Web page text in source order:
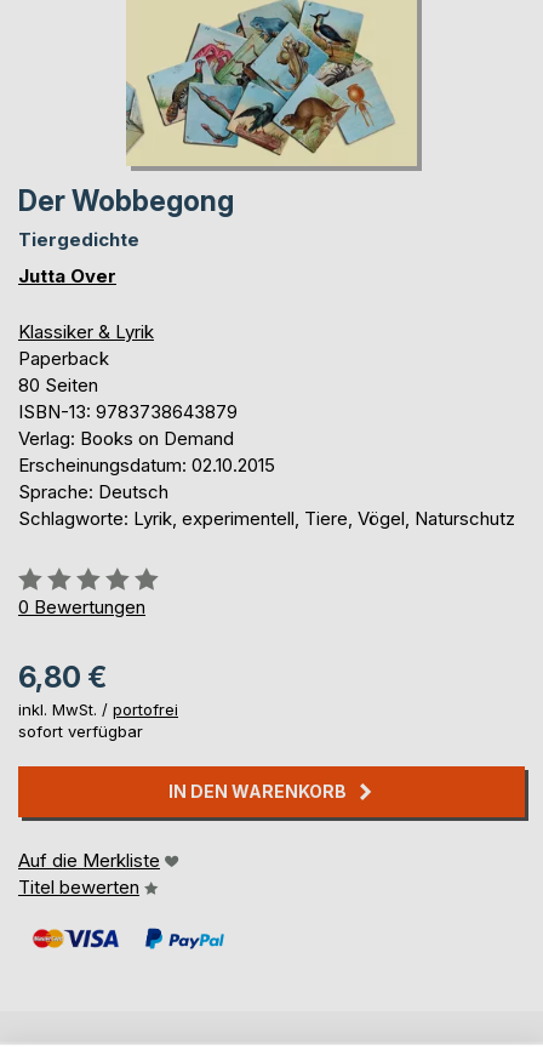
Der Wobbegong
Tiergedichte
Jutta Over
Klassiker & Lyrik
Paperback
80 Seiten
ISBN-13: 9783738643879
Verlag: Books on Demand
Erscheinungsdatum: 02.10.2015
Sprache: Deutsch
Schlagworte: Lyrik, experimentell, Tiere, Vögel, Naturschutz
Bewertung::
0%
0 Bewertungen
6,80 €
inkl. MwSt. / portofrei
sofort verfügbar
IN DEN WARENKORB
Auf die Merkliste
Titel bewerten